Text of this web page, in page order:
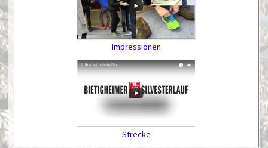
Impressionen
Strecke